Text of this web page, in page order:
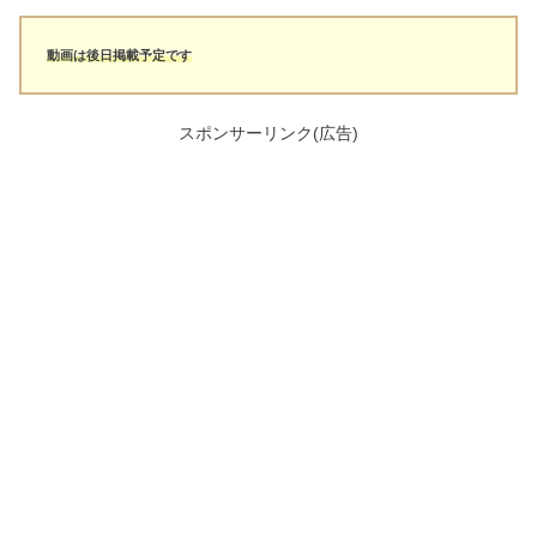
動画は後日掲載予定です
スポンサーリンク(広告)